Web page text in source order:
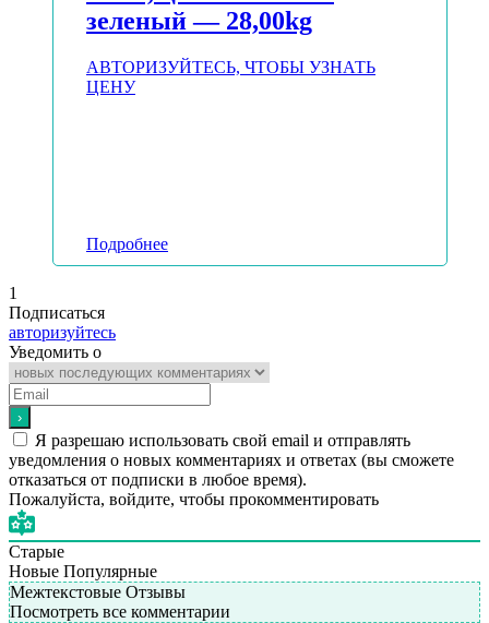
зеленый — 28,00kg
АВТОРИЗУЙТЕСЬ, ЧТОБЫ УЗНАТЬ
ЦЕНУ
Подробнее
1
Подписаться
авторизуйтесь
Уведомить о
Я разрешаю использовать свой email и отправлять
уведомления о новых комментариях и ответах (вы cможете
отказаться от подписки в любое время).
Пожалуйста, войдите, чтобы прокомментировать
Старые
Новые Популярные
Межтекстовые Отзывы
Посмотреть все комментарии